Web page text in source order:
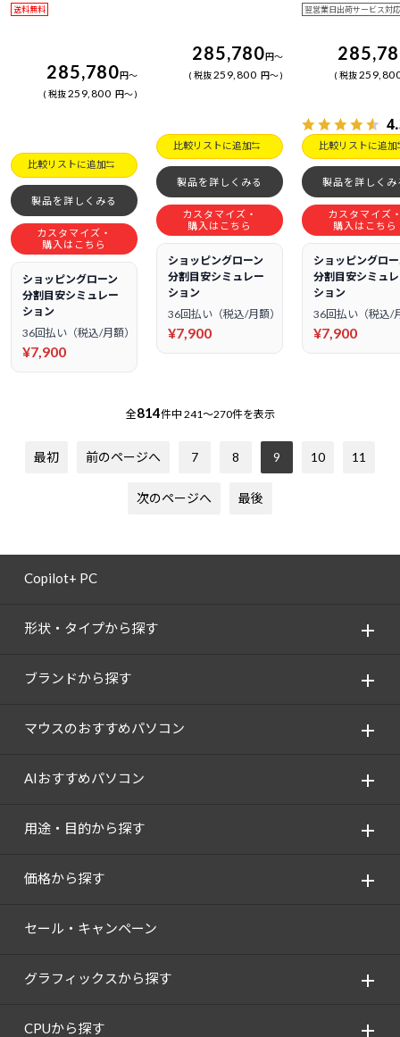
送料無料
285,780円～
税抜259,800 円～
比較リストに追加
製品を詳しくみる
カスタマイズ・
購入はこちら
ショッピングローン
分割目安シミュレー
ション
36回払い（税込/月額）
¥7,900
285,780円～
税抜259,800 円～
比較リストに追加
製品を詳しくみる
カスタマイズ・
購入はこちら
ショッピングローン
分割目安シミュレー
ション
36回払い（税込/月額）
¥7,900
翌営業日出荷サービス対応
税抜
比較リストに追加
製品を詳しくみ
カスタマイズ
購入はこちら
ショッピングロ
分割目安シミュ
ション
36回払い（税込/
¥7,900
全814件中 241～270件を表示
最初 前のページへ 7 8 9 10 11
次のページへ 最後
Copilot+ PC
形状・タイプから探す
ブランドから探す
マウスのおすすめパソコン
AIおすすめパソコン
用途・目的から探す
価格から探す
セール・キャンペーン
グラフィックスから探す
CPUから探す